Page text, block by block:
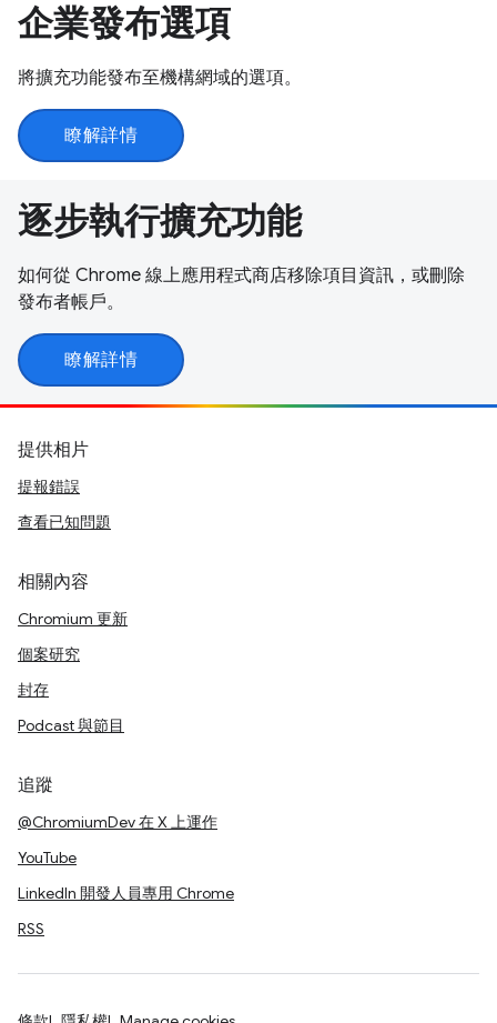
企業發布選項
將擴充功能發布至機構網域的選項。
瞭解詳情
逐步執行擴充功能
如何從 Chrome 線上應用程式商店移除項目資訊，或刪除
發布者帳戶。
瞭解詳情
提供相片
提報錯誤
查看已知問題
相關內容
Chromium 更新
個案研究
封存
Podcast 與節目
追蹤
@ChromiumDev 在 X 上運作
YouTube
LinkedIn 開發人員專用 Chrome
RSS